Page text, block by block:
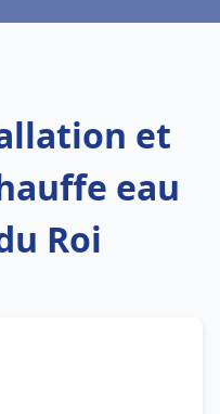
et
eau
Roi